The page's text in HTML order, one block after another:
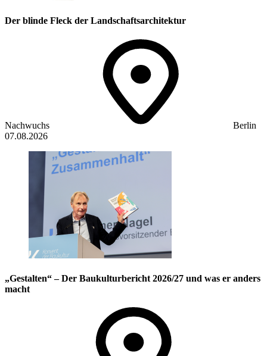
Der blinde Fleck der Landschaftsarchitektur
Nachwuchs
Berlin
07.08.2026
„Gestalten“ – Der Baukulturbericht 2026/27 und was er anders
macht